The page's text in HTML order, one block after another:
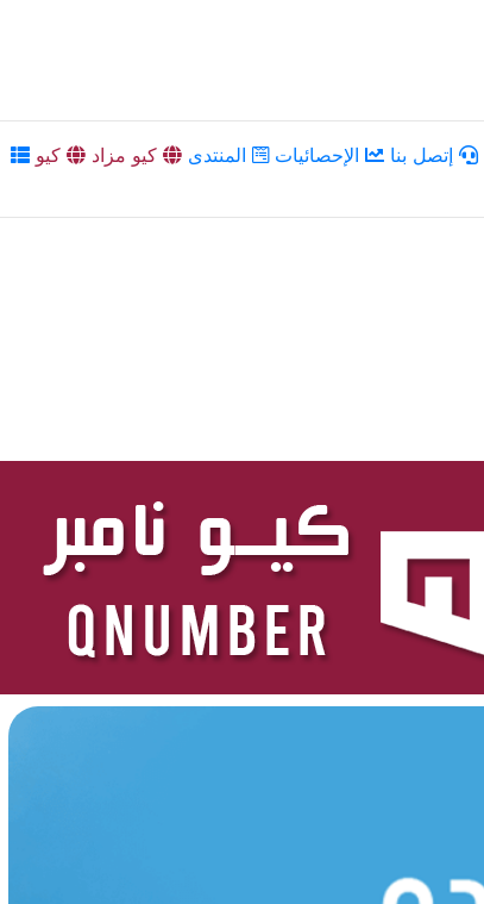
إتصل بنا الإحصائيات المنتدى كيو مزاد
كيو